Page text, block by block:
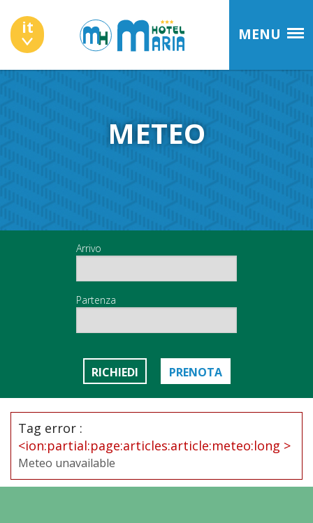
it MENU
METEO
Arrivo
Partenza
RICHIEDI PRENOTA
Tag error :
<ion:partial:page:articles:article:meteo:long >
Meteo unavailable